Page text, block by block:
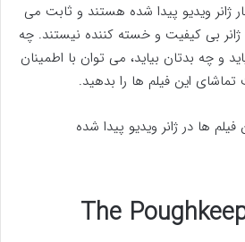
ژانر ویدیو پیدا شده هستند و ثابت می
بی کیفیت و خسته کننده نیستند. چه
و چه بدتان بیاید، می توان با اطمینان
این فیلم ها را بدهید.